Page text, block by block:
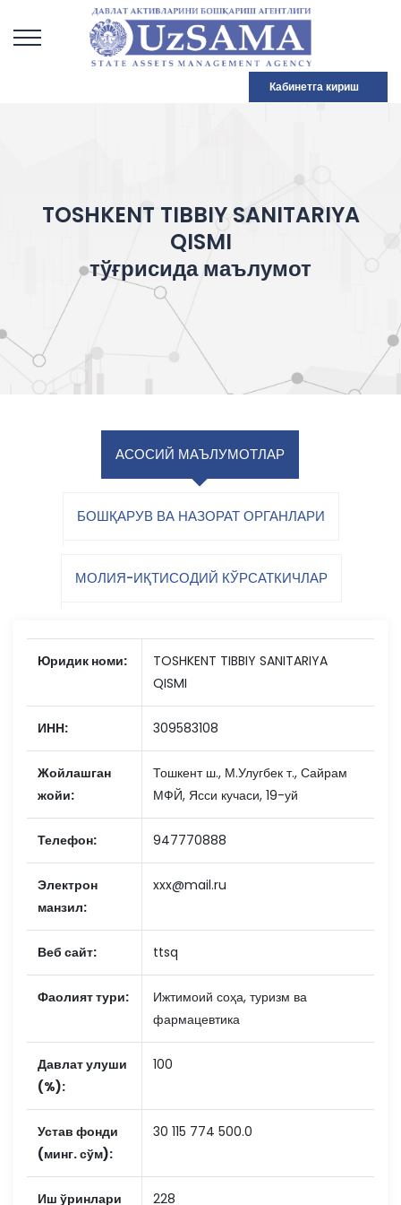
Кабинетга кириш
TOSHKENT TIBBIY SANITARIYA
QISMI
тўғрисида маълумот
АСОСИЙ МАЪЛУМОТЛАР
БОШҚАРУВ ВА НАЗОРАТ ОРГАНЛАРИ
МОЛИЯ-ИҚТИСОДИЙ КЎРСАТКИЧЛАР
Юридик номи:
TOSHKENT TIBBIY SANITARIYA
QISMI
ИНН: 309583108
Жойлашган
жойи:
Тошкент ш., М.Улугбек т., Сайрам
МФЙ, Ясси кучаси, 19-уй
Телефон: 947770888
Электрон
манзил:
xxx@mail.ru
Веб сайт: ttsq
Фаолият тури:
Ижтимоий соҳа, туризм ва
фармацевтика
Давлат улуши
(%):
100
Устав фонди
(минг. сўм):
30 115 774 500.0
Иш ўринлари 228